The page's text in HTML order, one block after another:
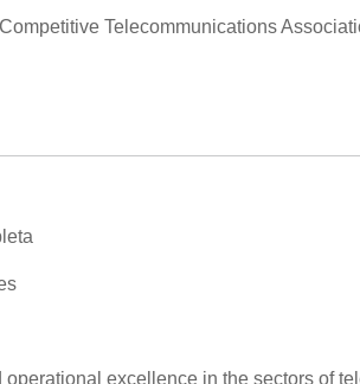
Telecommunications
excellence in the sectors of